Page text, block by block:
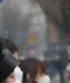
여전히 부차적이고 중
남성과 피억압자 여
그렇..